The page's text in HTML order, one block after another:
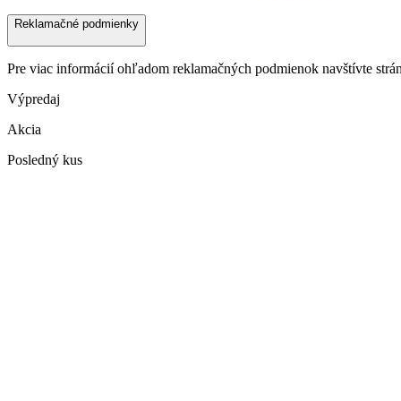
Reklamačné podmienky
Pre viac informácií ohľadom reklamačných podmienok navštívte
Výpredaj
Akcia
Posledný kus